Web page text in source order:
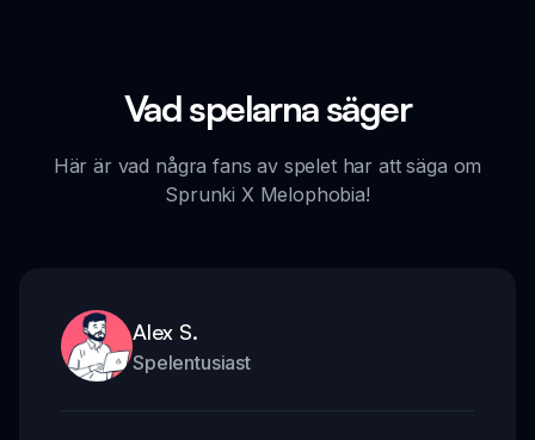
Vad spelarna säger
Här är vad några fans av spelet har att säga om
Sprunki X Melophobia!
Alex S.
Spelentusiast